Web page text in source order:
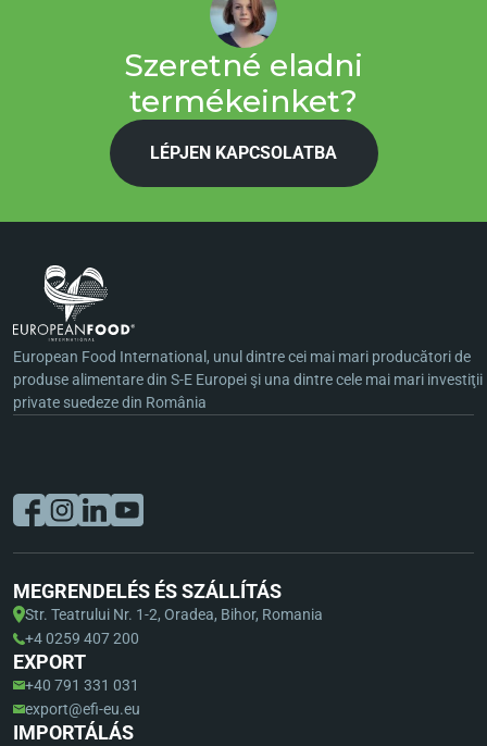
Szeretné eladni
termékeinket?
LÉPJEN KAPCSOLATBA
European Food International, unul dintre cei mai mari producători de
produse alimentare din S-E Europei şi una dintre cele mai mari investiţii
private suedeze din România
MEGRENDELÉS ÉS SZÁLLÍTÁS
Str. Teatrului Nr. 1-2, Oradea, Bihor, Romania
+4 0259 407 200
EXPORT
+40 791 331 031
export@efi-eu.eu
IMPORTÁLÁS